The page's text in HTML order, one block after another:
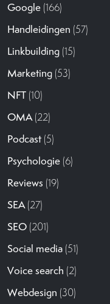
Google (166)
Handleidingen (57)
Linkbuilding (15)
Marketing (53)
NFT (10)
OMA(22)
Podcast (5)
Psychologie (6)
Reviews (19)
SEA(27)
SEO (201)
Social media (51)
Voice search (2)
Webdesign (30)